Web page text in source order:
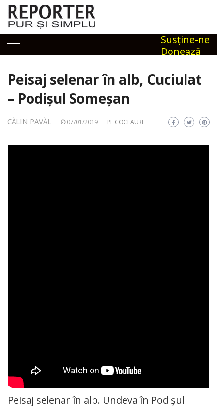
Skip
content
Susţine-ne
Donează
Peisaj selenar în alb, Cuciulat
– Podișul Someșan
CĂLIN PAVĂL 07/01/2019 PE COCLAURI
Peisaj selenar în alb. Undeva în Podișul